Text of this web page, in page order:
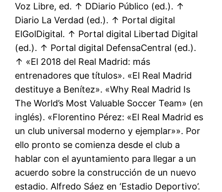
Voz Libre, ed. ↑ DDiario Público (ed.). ↑
Diario La Verdad (ed.). ↑ Portal digital
ElGolDigital. ↑ Portal digital Libertad Digital
(ed.). ↑ Portal digital DefensaCentral (ed.).
↑ «El 2018 del Real Madrid: más
entrenadores que títulos». «El Real Madrid
destituye a Benítez». «Why Real Madrid Is
The World’s Most Valuable Soccer Team» (en
inglés). «Florentino Pérez: «El Real Madrid es
un club universal moderno y ejemplar»». Por
ello pronto se comienza desde el club a
hablar con el ayuntamiento para llegar a un
acuerdo sobre la construcción de un nuevo
estadio. Alfredo Sáez en ‘Estadio Deportivo’.